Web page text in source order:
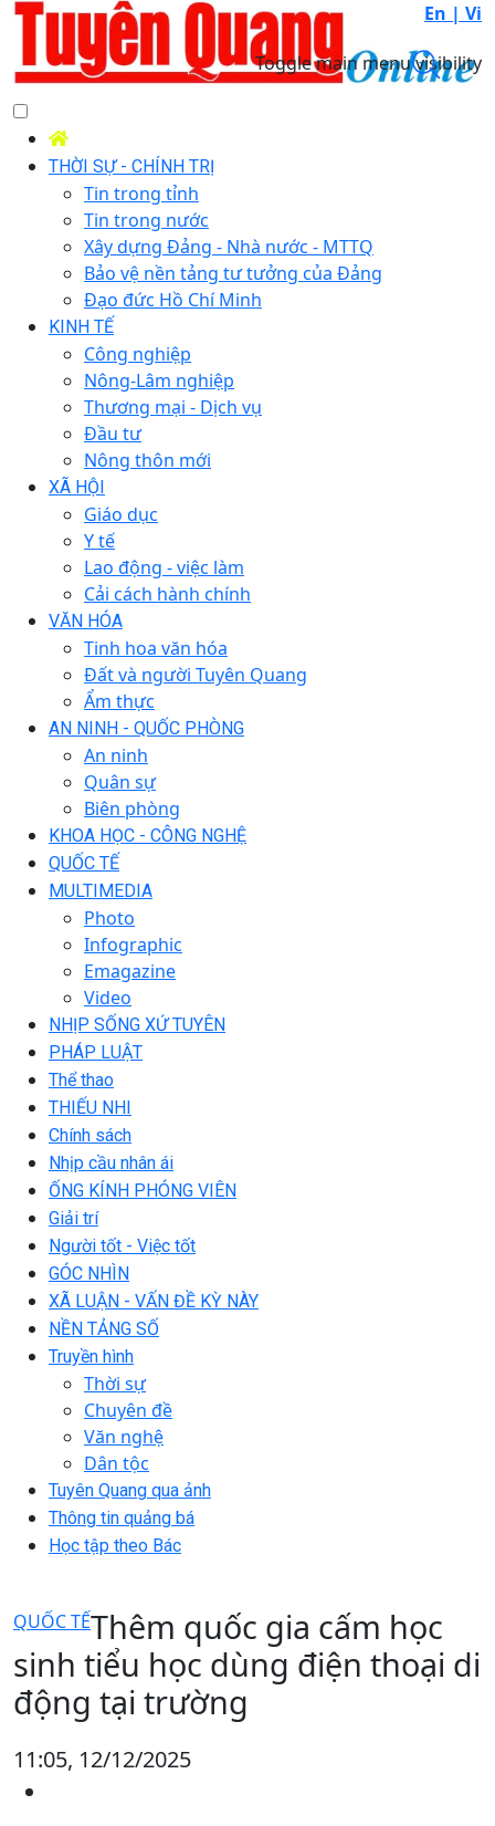
En | Vi
Toggle main menu visibility
THỜI SỰ - CHÍNH TRỊ
Tin trong tỉnh
Tin trong nước
Xây dựng Đảng - Nhà nước - MTTQ
Bảo vệ nền tảng tư tưởng của Đảng
Đạo đức Hồ Chí Minh
KINH TẾ
Công nghiệp
Nông-Lâm nghiệp
Thương mại - Dịch vụ
Đầu tư
Nông thôn mới
XÃ HỘI
Giáo dục
Y tế
Lao động - việc làm
Cải cách hành chính
VĂN HÓA
Tinh hoa văn hóa
Đất và người Tuyên Quang
Ẩm thực
AN NINH - QUỐC PHÒNG
An ninh
Quân sự
Biên phòng
KHOA HỌC - CÔNG NGHỆ
QUỐC TẾ
MULTIMEDIA
Photo
Infographic
Emagazine
Video
NHỊP SỐNG XỨ TUYÊN
PHÁP LUẬT
Thể thao
THIẾU NHI
Chính sách
Nhịp cầu nhân ái
ỐNG KÍNH PHÓNG VIÊN
Giải trí
Người tốt - Việc tốt
GÓC NHÌN
XÃ LUẬN - VẤN ĐỀ KỲ NÀY
NỀN TẢNG SỐ
Truyền hình
Thời sự
Chuyên đề
Văn nghệ
Dân tộc
Tuyên Quang qua ảnh
Thông tin quảng bá
Học tập theo Bác
QUỐC TẾThêm quốc gia cấm học
sinh tiểu học dùng điện thoại di
động tại trường
11:05, 12/12/2025